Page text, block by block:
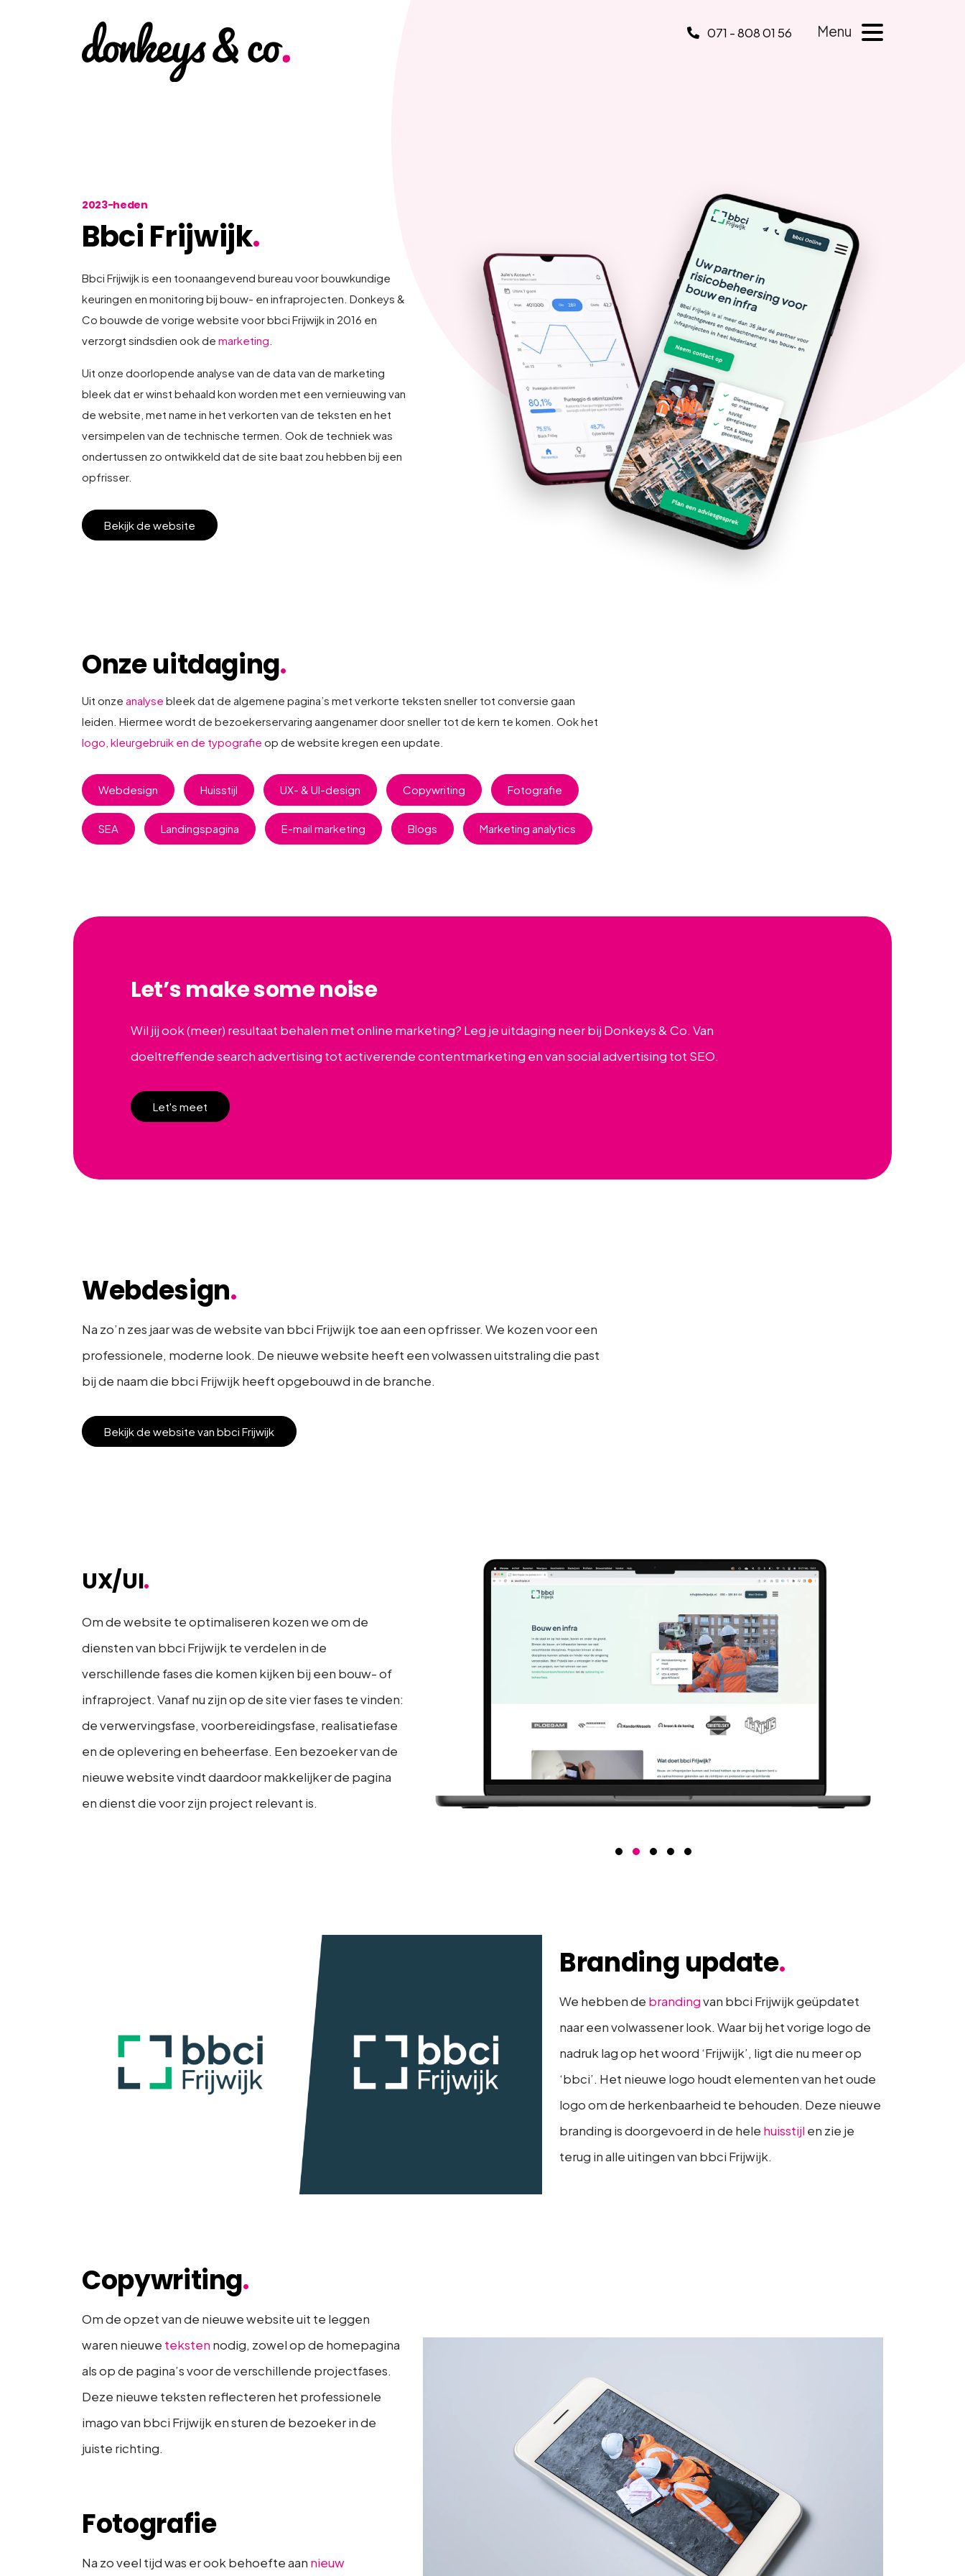
Menu
071 - 808 01 56
2023-heden
Bbci Frijwijk.
Bbci Frijwijk is een toonaangevend bureau voor bouwkundige
keuringen en monitoring bij bouw- en infraprojecten. Donkeys &
Co bouwde de vorige website voor bbci Frijwijk in 2016 en
verzorgt sindsdien ook de marketing
Uit onze doorlopende analyse van de data van de marketing
bleek dat er winst behaald kon worden met een vernieuwing van
de website, met name in het verkorten van de teksten en het
versimpelen van de technische termen. Ook de techniek was
ondertussen zo ontwikkeld dat de site baat zou hebben bij een
opfrisser.
Bekijk de website
Onze uitdaging.
Uit onze analyse bleek dat de algemene pagina’s met verkorte teksten sneller tot conversie gaan
leiden. Hiermee wordt de bezoekerservaring aangenamer door sneller tot de kern te komen. Ook het
logo, kleurgebruik en de typografie op de website kregen een update.
Webdesign Huisstijl UX- & UI-design Copywriting Fotografie
SEA Landingspagina E-mail marketing Blogs Marketing analytics
Let’s make some noise
Wil jij ook (meer) resultaat behalen met online marketing? Leg je uitdaging neer bij Donkeys & Co. Van
doeltreffende search advertising tot activerende contentmarketing en van social advertising tot SEO.
Let's meet
Webdesign.
Na zo’n zes jaar was de website van bbci Frijwijk toe aan een opfrisser. We kozen voor een
professionele, moderne look. De nieuwe website heeft een volwassen uitstraling die past
bij de naam die bbci Frijwijk heeft opgebouwd in de branche.
Bekijk de website van bbci Frijwijk
UX/UI.
Om de website te optimaliseren kozen we om de
diensten van bbci Frijwijk te verdelen in de
verschillende fases die komen kijken bij een bouw- of
infraproject. Vanaf nu zijn op de site vier fases te vinden:
de verwervingsfase, voorbereidingsfase, realisatiefase
en de oplevering en beheerfase. Een bezoeker van de
nieuwe website vindt daardoor makkelijker de pagina
en dienst die voor zijn project relevant is.
Branding update.
We hebben de brandingvan bbci Frijwijk geüpdatet
naar een volwassener look. Waar bij het vorige logo de
nadruk lag op het woord ‘Frijwijk’, ligt die nu meer op
‘bbci’. Het nieuwe logo houdt elementen van het oude
logo om de herkenbaarheid te behouden. Deze nieuwe
branding is doorgevoerd in de hele huisstijlen zie je
terug in alle uitingen van bbci Frijwijk.
Copywriting.
Om de opzet van de nieuwe website uit te leggen
waren nieuwe teksten nodig, zowel op de homepagina
als op de pagina’s voor de verschillende projectfases.
Deze nieuwe teksten reflecteren het professionele
imago van bbci Frijwijk en sturen de bezoeker in de
juiste richting.
Fotografie
Na zo veel tijd was er ook behoefte aan nieuw